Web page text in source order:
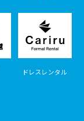
ドレスレンタル